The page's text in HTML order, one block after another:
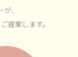
、
提案します。